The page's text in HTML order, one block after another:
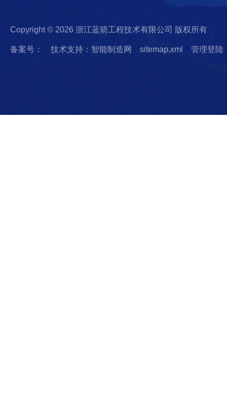
Copyright © 2026 浙江蓝箭工程技术有限公司 版权所有
备案号： 技术支持：智能制造网 sitemap.xml 管理登陆